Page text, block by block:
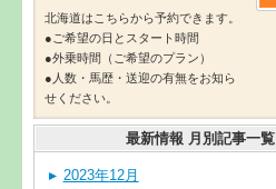
北海道はこちらから予約できます。
●ご希望の日とスタート時間
●外乗時間（ご希望のプラン）
●人数・馬歴・送迎の有無をお知ら
せください。
最新情報 月別記事一覧
2023年12月